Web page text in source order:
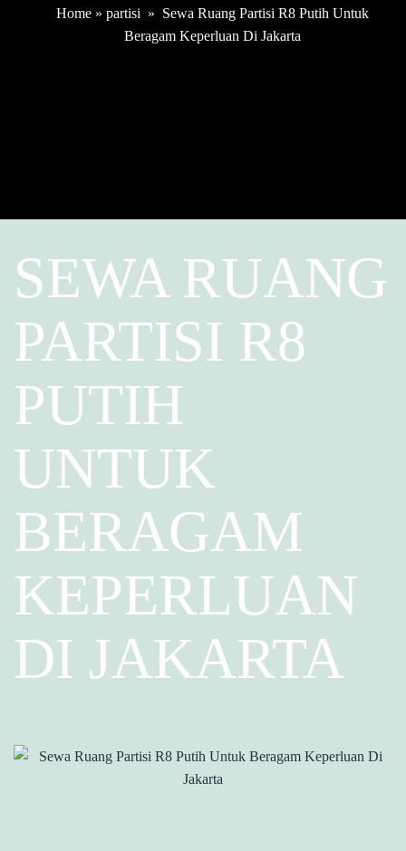
Home» partisi » Sewa Ruang Partisi R8 Putih Untuk
Beragam Keperluan Di Jakarta
SEWA RUANG
PARTISI R8
PUTIH
UNTUK
BERAGAM
KEPERLUAN
DI JAKARTA